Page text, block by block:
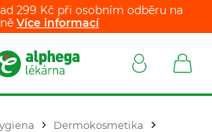
299 Kč při osobním odběru na
Více informací
Dermokosmetika